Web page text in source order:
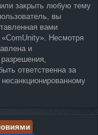
или закрыть любую тему
вы
вами
Несмотря
и
ответственна за